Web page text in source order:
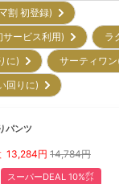
割 初登録)
サービス利用)
ラ
に)
サーティワ
回りに)
パンツ
13,284円 14,784円
スーパーDEAL 10%㌽